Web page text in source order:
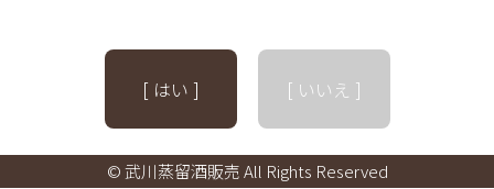
[ はい ] [ いいえ ]
© 武川蒸留酒販売 All Rights Reserved